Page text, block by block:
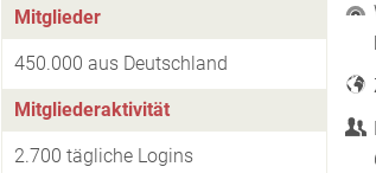
Mitglieder
450.000 aus Deutschland
Mitgliederaktivität
2.700 tägliche Logins